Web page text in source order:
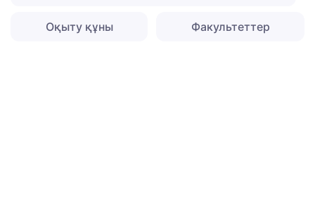
Оқыту құны Факультеттер